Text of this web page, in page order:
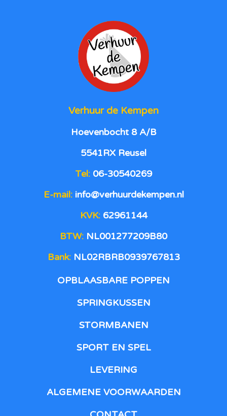
Verhuur de Kempen
Hoevenbocht 8 A/B
5541RX Reusel
Tel: 06-30540269
E-mail: info@verhuurdekempen.nl
KVK:62961144
BTW: NL001277209B80
Bank:NL02RBRB0939767813
OPBLAASBARE POPPEN
SPRINGKUSSEN
STORMBANEN
SPORT EN SPEL
LEVERING
ALGEMENE VOORWAARDEN